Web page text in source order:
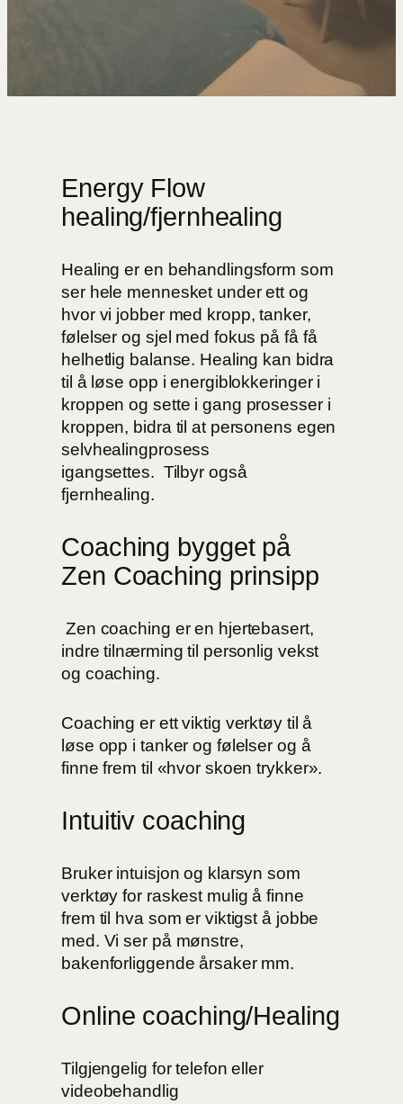
Energy Flow
healing/fjernhealing
Healing er en behandlingsform som
ser hele mennesket under ett og
hvor vi jobber med kropp, tanker,
følelser og sjel med fokus på få få
helhetlig balanse. Healing kan bidra
til å løse opp i energiblokkeringer i
kroppen og sette i gang prosesser i
kroppen, bidra til at personens egen
selvhealingprosess
igangsettes. Tilbyr også
fjernhealing.
Coaching bygget på
Zen Coaching prinsipp
Zen coaching er en hjertebasert,
indre tilnærming til personlig vekst
og coaching.
Coaching er ett viktig verktøy til å
løse opp i tanker og følelser og å
finne frem til «hvor skoen trykker».
Intuitiv coaching
Bruker intuisjon og klarsyn som
verktøy for raskest mulig å finne
frem til hva som er viktigst å jobbe
med. Vi ser på mønstre,
bakenforliggende årsaker mm.
Online coaching/Healing
Tilgjengelig for telefon eller
videobehandlig